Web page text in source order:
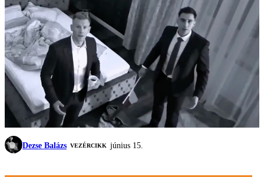
Dezse Balázs VEZÉRCIKK június 15.